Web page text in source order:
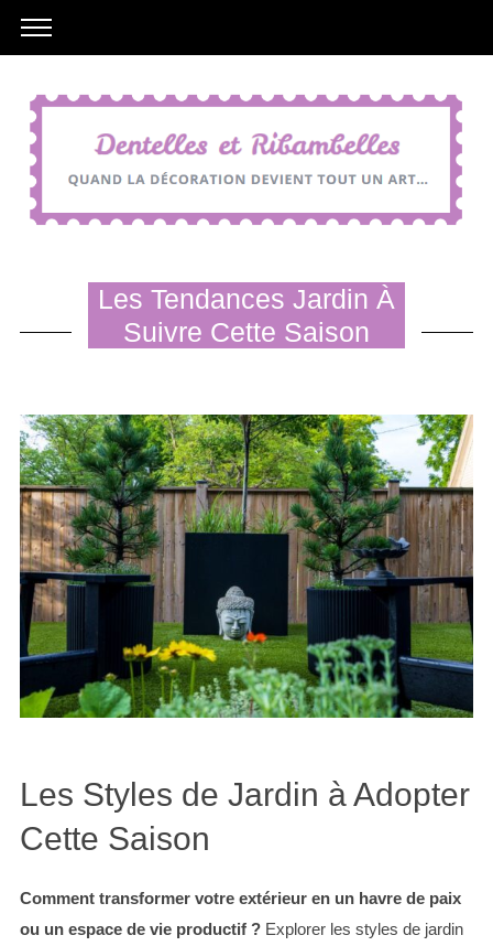
Les Tendances Jardin À
Suivre Cette Saison
Les Styles de Jardin à Adopter
Cette Saison
Comment transformer votre extérieur en un havre de paix
ou un espace de vie productif ?Explorer les styles de jardin